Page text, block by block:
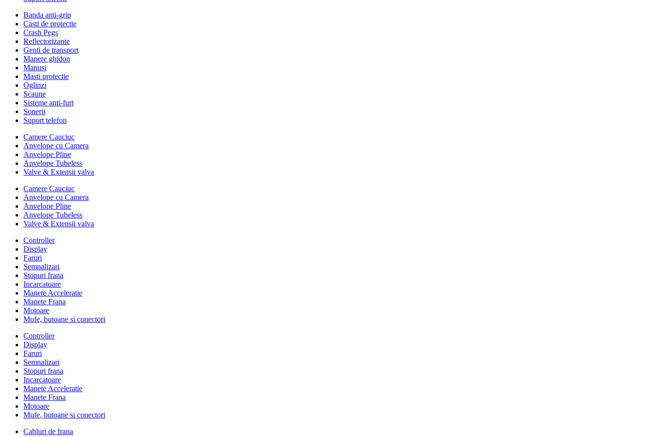
Banda anti-grip
Casti de protectie
Crash Pegs
Reflectorizante
Genti de transport
Manere ghidon
Manusi
Masti protectie
Oglinzi
Scaune
Sisteme anti-furt
Sonerii
Suport telefon
Camere Cauciuc
Anvelope cu Camera
Anvelope Pline
Anvelope Tubeless
Valve & Extensii valva
Camere Cauciuc
Anvelope cu Camera
Anvelope Pline
Anvelope Tubeless
Valve & Extensii valva
Controller
Display
Faruri
Semnalizari
Stopuri frana
Incarcatoare
Manete Acceleratie
Manete Frana
Motoare
Mufe, butoane si conectori
Controller
Display
Faruri
Semnalizari
Stopuri frana
Incarcatoare
Manete Acceleratie
Manete Frana
Motoare
Mufe, butoane si conectori
Cabluri de frana